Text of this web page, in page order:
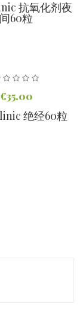
抗氧化剂夜
间60粒
€35.00
绝经60粒